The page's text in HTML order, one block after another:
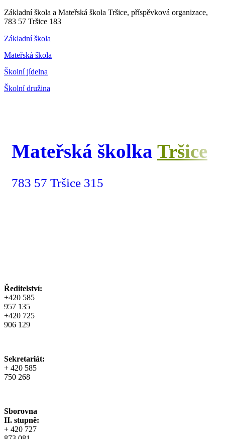
Základní škola a Mateřská škola Tršice, příspěvková organizace,
783 57 Tršice 183
Základní škola
Mateřská škola
Školní jídelna
Školní družina
Mateřská školka Tršice
783 57 Tršice 315
Ředitelství:
+420 585
957 135
+420 725
906 129
Sekretariát:
+ 420 585
750 268
Sborovna
II. stupně:
+ 420 727